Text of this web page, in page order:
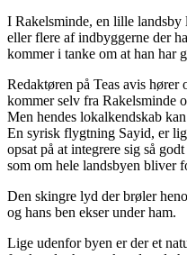
I Rakelsminde, en lille
eller flere af indbyggerne der
kommer i tanke om at han har
Redaktøren på Teas avis
kommer selv fra Rakelsminde
Men hendes lokalkendskab
En syrisk flygtning Sayid, er
opsat på at integrere sig så
som om hele landsbyen bliver
Den skingre lyd der brøler
og hans ben ekser under ham.
Lige udenfor byen er der et